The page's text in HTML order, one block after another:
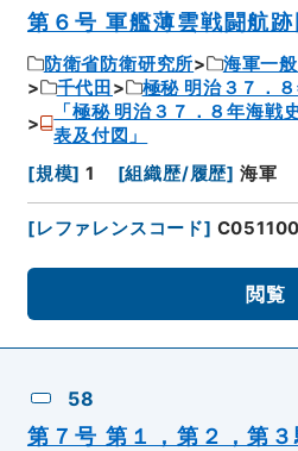
第６号 軍艦薄雲戦闘航跡
防衛省防衛研究所 海軍一
千代田
極秘 明治３７．
「極秘 明治３７．８年海戦
表及付図」
[規模] 1 [組織歴/履歴] 海軍
[レファレンスコード]
閲覧
58
第７号 第１，第２，第